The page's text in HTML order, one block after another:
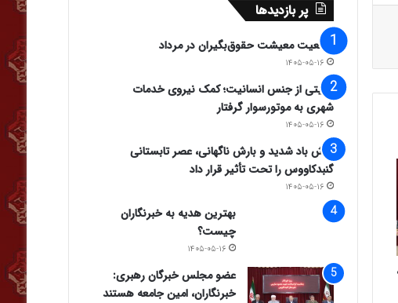
پر بازدیدها
وضعیت معیشت حقوق‌بگیران در مرداد
۱۴۰۵-۰۵-۱۶
روایتی از جنس انسانیت؛ کمک نیروی خدمات
شهری به موتورسوار گرفتار
۱۴۰۵-۰۵-۱۶
وزش باد شدید و بارش ناگهانی، عصر تابستانی
گنبدکاووس را تحت تأثیر قرار داد
۱۴۰۵-۰۵-۱۶
بهترین هدیه به خبرنگاران
چیست؟
۱۴۰۵-۰۵-۱۶
عضو مجلس خبرگان رهبری:
خبرنگاران، امین جامعه هستند